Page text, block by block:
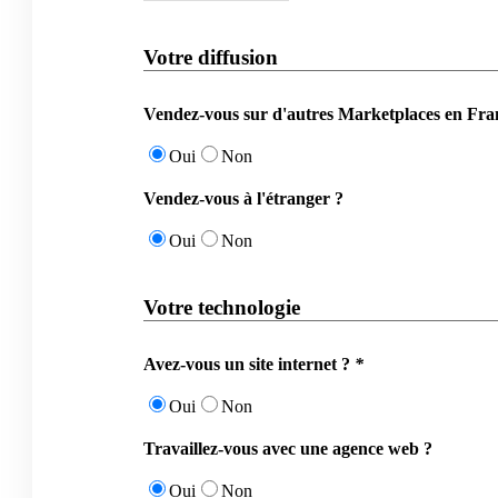
Votre diffusion
Vendez-vous sur d'autres Marketplaces en
Oui Non
Vendez-vous à l'étranger ?
Oui Non
Votre technologie
Avez-vous un site internet ? *
Oui Non
Travaillez-vous avec une agence web ?
Oui Non